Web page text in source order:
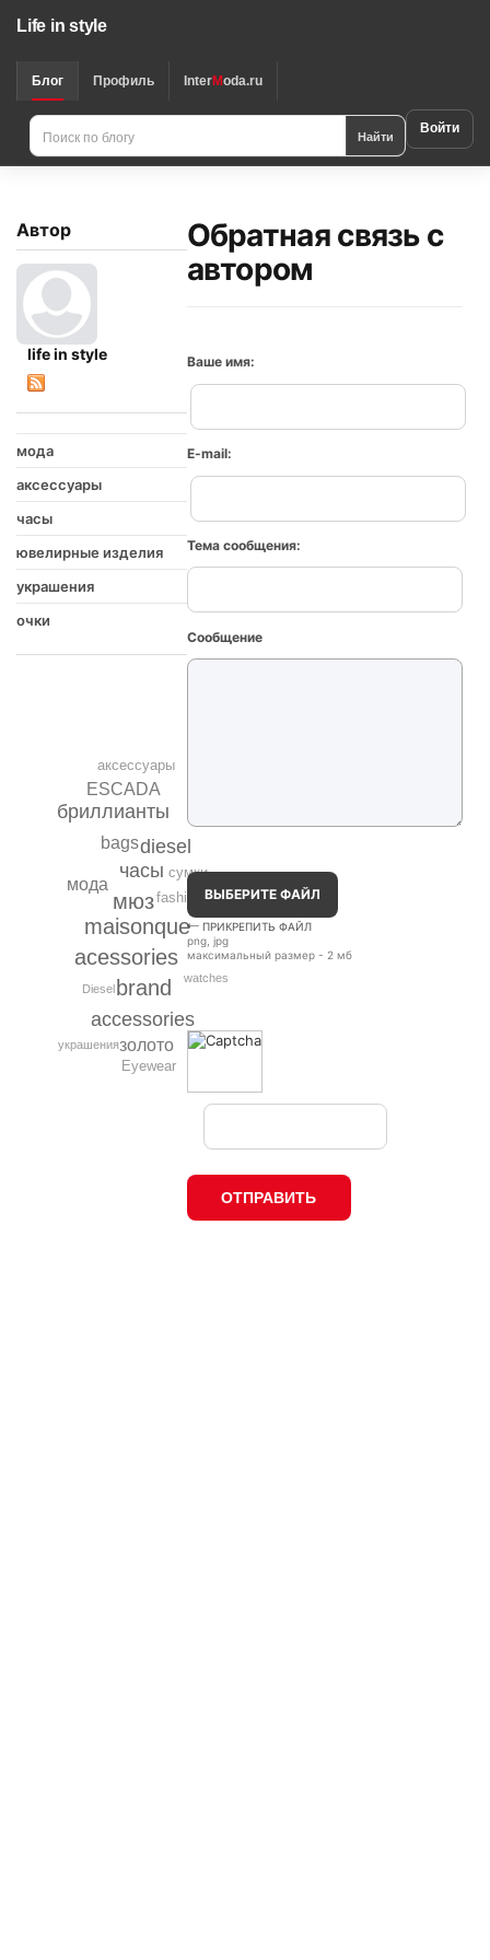
Life in style
Блог Профиль InterModa.ru
Найти Войти
Автор
life in style
мода
аксессуары
часы
ювелирные изделия
украшения
очки
maisonque
мюз
acessories
brand
часы
accessories
diesel
бриллианты
ESCADA
мода
bags
золото
fashion
сумки
Eyewear
аксессуары
Diesel
украшения
watches
Обратная связь с
автором
Ваше имя:
E-mail:
Тема сообщения:
Сообщение
ВЫБЕРИТЕ ФАЙЛ
ПРИКРЕПИТЬ ФАЙЛ
png, jpg
максимальный размер - 2 мб